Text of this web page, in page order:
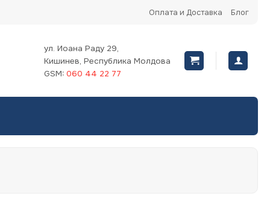
Оплата и Доставка Блог
ул. Иоана Раду 29,
Кишинев, Республика Молдова
GSM: 060 44 22 77